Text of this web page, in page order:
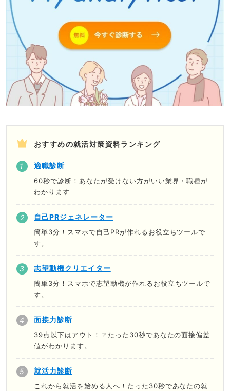
おすすめの就活対策資料ランキング
適職診断
60秒で診断！あなたが受けない方がいい業界・職種が
わかります
自己PRジェネレーター
簡単3分！スマホで自己PRが作れるお役立ちツールで
す。
志望動機クリエイター
簡単3分！スマホで志望動機が作れるお役立ちツールで
す。
面接力診断
39点以下はアウト！？たった30秒であなたの面接偏差
値がわかります。
就活力診断
これから就活を始める人へ！たった30秒であなたの就